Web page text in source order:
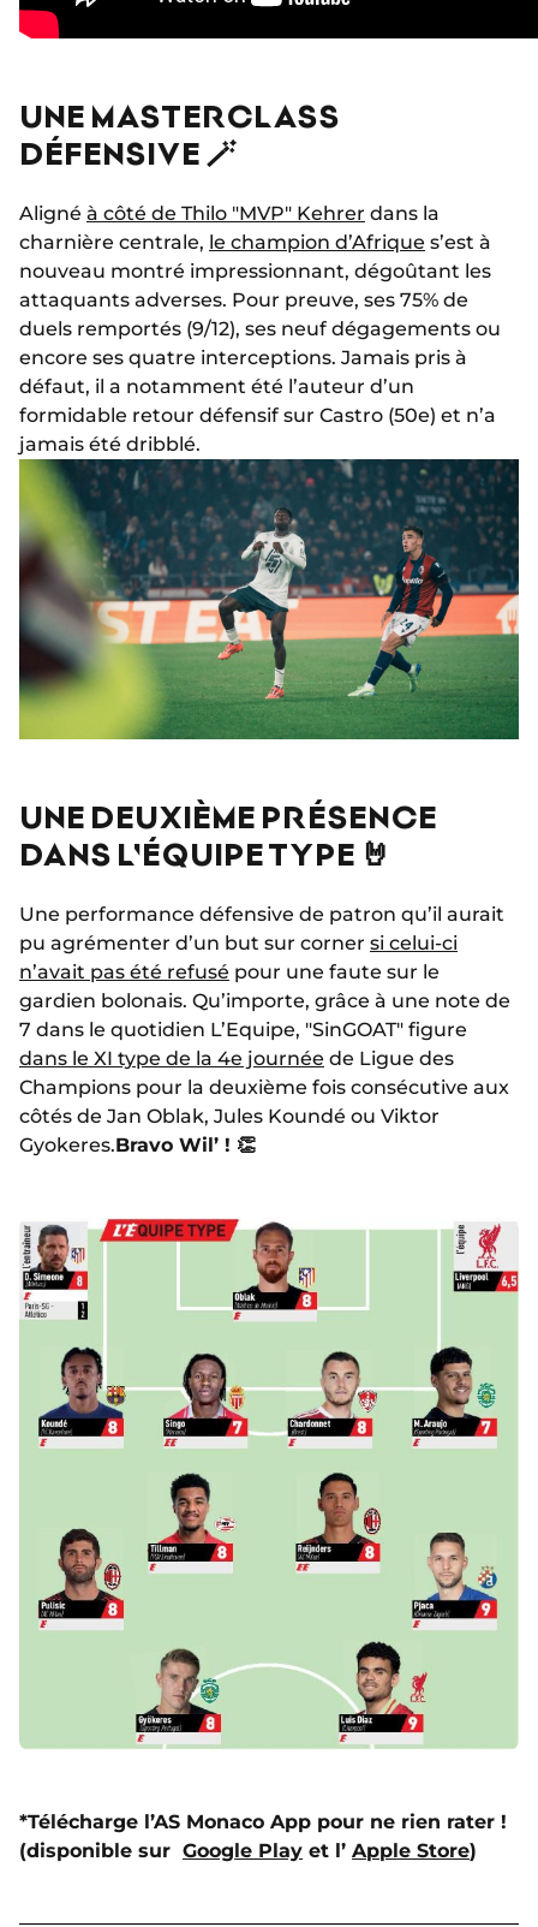
UNE MASTERCLASS
DÉFENSIVE 🪄
Aligné à côté de Thilo "MVP" Kehrer dans la
charnière centrale, le champion d’Afrique s’est à
nouveau montré impressionnant, dégoûtant les
attaquants adverses. Pour preuve, ses 75% de
duels remportés (9/12), ses neuf dégagements ou
encore ses quatre interceptions. Jamais pris à
défaut, il a notamment été l’auteur d’un
formidable retour défensif sur Castro (50e) et n’a
jamais été dribblé.
UNE DEUXIÈME PRÉSENCE
DANS L'ÉQUIPE TYPE 🤘
Une performance défensive de patron qu’il aurait
pu agrémenter d’un but sur corner si celui-ci
n’avait pas été refusé pour une faute sur le
gardien bolonais. Qu’importe, grâce à une note de
7 dans le quotidien L’Equipe, "SinGOAT" figure
dans le XI type de la 4e journée de Ligue des
Champions pour la deuxième fois consécutive aux
côtés de Jan Oblak, Jules Koundé ou Viktor
Gyokeres.Bravo Wil’ ! 👏
*Télécharge l’AS Monaco App pour ne rien rater !
(disponible sur Google Play et l’ Apple Store)